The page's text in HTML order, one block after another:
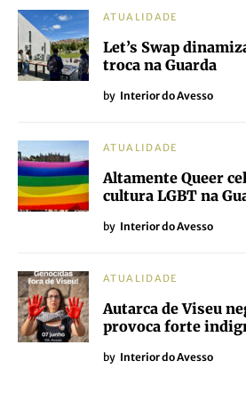
ATUALIDADE
Let’s Swap
troca na Guarda
by Interior do Avesso
ATUALIDADE
Altamente Queer
cultura LGBT na
by Interior do Avesso
ATUALIDADE
Autarca de Viseu
provoca forte
by Interior do Avesso